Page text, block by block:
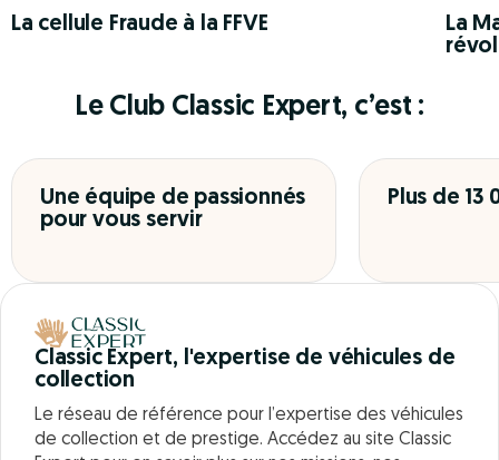
La cellule Fraude à la FFVE
La
Le Club Classic Expert, c’est :
Une équipe de passionnés
pour vous servir
Plus de 13
Classic Expert, l'expertise de véhicules de
collection
Le réseau de référence pour l’expertise des véhicules
de collection et de prestige. Accédez au site Classic